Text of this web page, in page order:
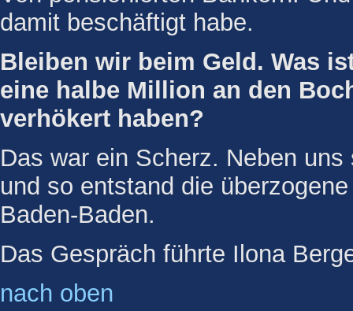
damit beschäftigt habe.
Bleiben wir beim Geld. Was
eine halbe Million an den
verhökert haben?
Das war ein Scherz. Neben
und so entstand die
Baden-Baden.
Das Gespräch führte Ilona
nach oben